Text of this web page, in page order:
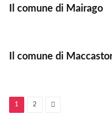
Il comune di Mairago
Il comune di
1 2 Next